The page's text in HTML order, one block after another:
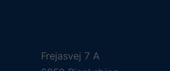
Frejasvej 7 A